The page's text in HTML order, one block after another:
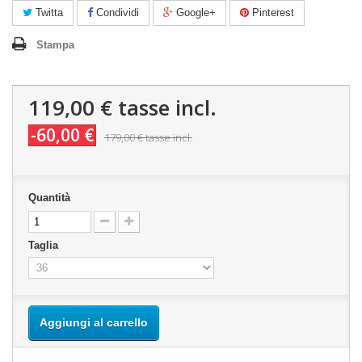
Twitta Condividi Google+ Pinterest
Stampa
119,00 € tasse incl.
-60,00 € 179,00 €tasse incl.
Quantità
Taglia
Aggiungi al carrello